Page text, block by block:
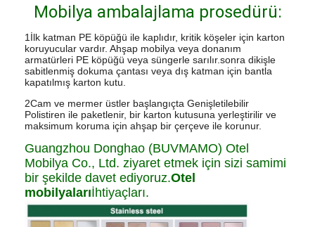
Mobilya ambalajlama prosedürü:
1İlk katman PE köpüğü ile kaplıdır, kritik köşeler için karton
koruyucular vardır. Ahşap mobilya veya donanım
armatürleri PE köpüğü veya süngerle sarılır.sonra dikişle
sabitlenmiş dokuma çantası veya dış katman için bantla
kapatılmış karton kutu.
2Cam ve mermer üstler başlangıçta Genişletilebilir
Polistiren ile paketlenir, bir karton kutusuna yerleştirilir ve
maksimum koruma için ahşap bir çerçeve ile korunur.
Guangzhou Donghao (BUVMAMO) Otel
Mobilya Co., Ltd. ziyaret etmek için sizi samimi
bir şekilde davet ediyoruz.Otel
mobilyalarıİhtiyaçları.